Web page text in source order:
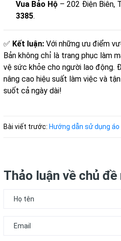
Vua Bảo Hộ – 202 Điện Biên,
3385.
✅ Kết luận: Với những ưu điểm
Bản không chỉ là trang phục làm
vệ sức khỏe cho người lao động.
nâng cao hiệu suất làm việc và
suốt cả
Bài viết trước: Hướng dẫn sử dụng
Thảo luận về chủ đề